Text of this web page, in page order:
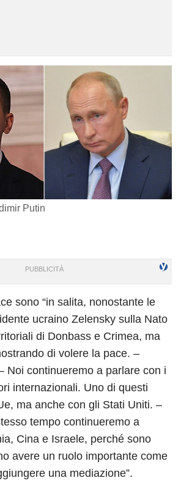
Putin
sono “in salita, nonostante le
ucraino Zelensky sulla Nato
di Donbass e Crimea, ma
di volere la pace. –
Noi continueremo a parlare con i
internazionali. Uno di questi
ma anche con gli Stati Uniti. –
tempo continueremo a
Cina e Israele, perché sono
avere un ruolo importante come
una mediazione”.